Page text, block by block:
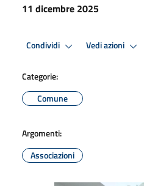
11 dicembre 2025
Condividi Vedi azioni
Categorie:
Comune
Argomenti:
Associazioni